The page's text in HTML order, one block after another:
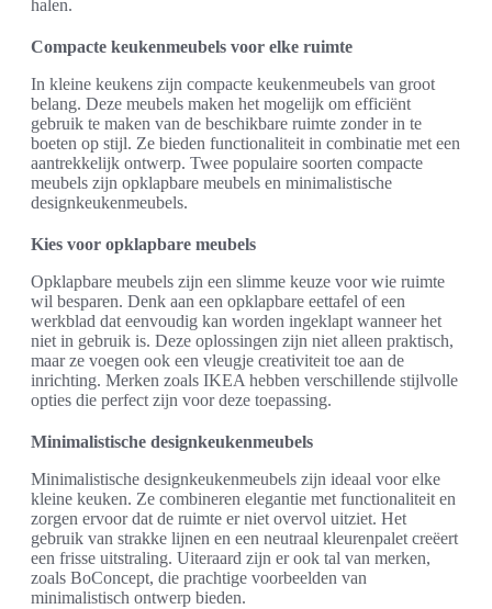
halen.
Compacte keukenmeubels voor elke ruimte
In kleine keukens zijn compacte keukenmeubels van groot
belang. Deze meubels maken het mogelijk om efficiënt
gebruik te maken van de beschikbare ruimte zonder in te
boeten op stijl. Ze bieden functionaliteit in combinatie met een
aantrekkelijk ontwerp. Twee populaire soorten compacte
meubels zijn opklapbare meubels en minimalistische
designkeukenmeubels.
Kies voor opklapbare meubels
Opklapbare meubels zijn een slimme keuze voor wie ruimte
wil besparen. Denk aan een opklapbare eettafel of een
werkblad dat eenvoudig kan worden ingeklapt wanneer het
niet in gebruik is. Deze oplossingen zijn niet alleen praktisch,
maar ze voegen ook een vleugje creativiteit toe aan de
inrichting. Merken zoals IKEA hebben verschillende stijlvolle
opties die perfect zijn voor deze toepassing.
Minimalistische designkeukenmeubels
Minimalistische designkeukenmeubels zijn ideaal voor elke
kleine keuken. Ze combineren elegantie met functionaliteit en
zorgen ervoor dat de ruimte er niet overvol uitziet. Het
gebruik van strakke lijnen en een neutraal kleurenpalet creëert
een frisse uitstraling. Uiteraard zijn er ook tal van merken,
zoals BoConcept, die prachtige voorbeelden van
minimalistisch ontwerp bieden.